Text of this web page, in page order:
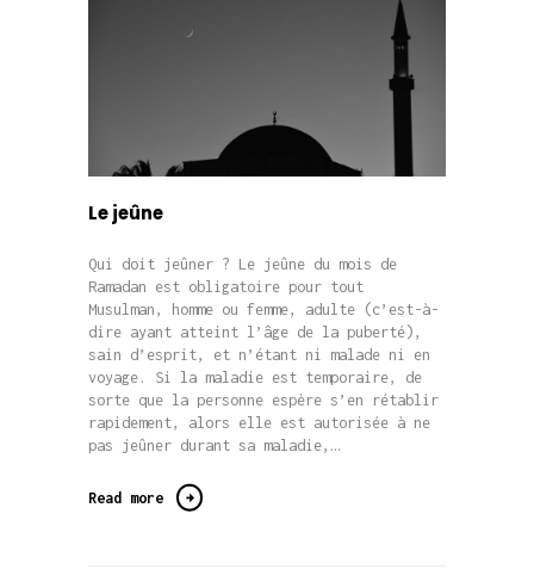
Le jeûne
Qui doit jeûner ? Le jeûne du mois de
Ramadan est obligatoire pour tout
Musulman, homme ou femme, adulte (c’est-à-
dire ayant atteint l’âge de la puberté),
sain d’esprit, et n’étant ni malade ni en
voyage. Si la maladie est temporaire, de
sorte que la personne espère s’en rétablir
rapidement, alors elle est autorisée à ne
pas jeûner durant sa maladie,…
Read more